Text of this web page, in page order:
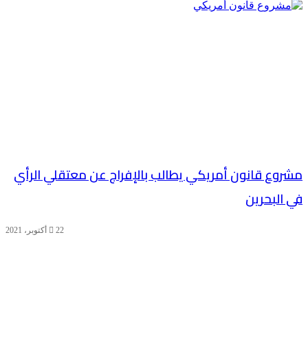
مشروع قانون أمريكي يطالب بالإفراج عن معتقلي الرأي
في البحرين
22 أكتوبر، 2021